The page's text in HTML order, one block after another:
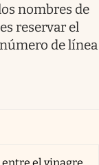
nombres de
reservar el
de línea